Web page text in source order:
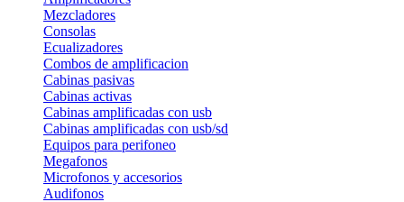
Mezcladores
Consolas
Ecualizadores
Combos de amplificacion
Cabinas pasivas
Cabinas activas
Cabinas amplificadas con usb
Cabinas amplificadas con usb/sd
Equipos para perifoneo
Megafonos
Microfonos y accesorios
Audifonos